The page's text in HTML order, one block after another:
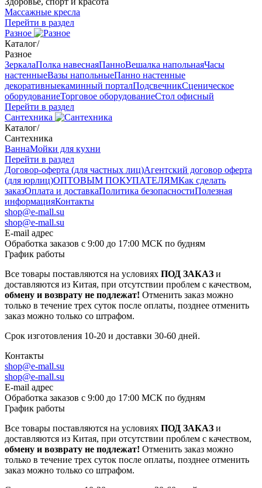
Массажные кресла
Перейти в раздел
Разное
Каталог/
Разное
ЗеркалаПолка навеснаяПанноВешалка напольнаяЧасы
настенныеВазы напольныеПанно настенные
декоративныекаминный порталПодсвечникСценическое
оборудованиеТорговое оборудованиеСтол офисный
Перейти в раздел
Сантехника
Каталог/
Сантехника
ВаннаМойки для кухни
Перейти в раздел
Договор-оферта (для частных лиц)Агентский договор оферта
(для юрлиц)ОПТОВЫМ ПОКУПАТЕЛЯМКак сделать
заказОплата и доставкаПолитика безопасностиПолезная
информацияКонтакты
shop@e-mall.su
shop@e-mall.su
E-mail адрес
Обработка заказов с 9:00 до 17:00 МСК по будням
График работы
Все товары поставляются на условиях ПОД ЗАКАЗ и
доставляются из Китая, при отсутствии проблем с качеством,
обмену и возврату не подлежат! Отменить заказ можно
только в течение трех суток после оплаты, позднее отменить
заказ можно только со штрафом.
Срок изготовления 10-20 и доставки 30-60 дней.
Контакты
shop@e-mall.su
shop@e-mall.su
E-mail адрес
Обработка заказов с 9:00 до 17:00 МСК по будням
График работы
Все товары поставляются на условиях ПОД ЗАКАЗ и
доставляются из Китая, при отсутствии проблем с качеством,
обмену и возврату не подлежат! Отменить заказ можно
только в течение трех суток после оплаты, позднее отменить
заказ можно только со штрафом.